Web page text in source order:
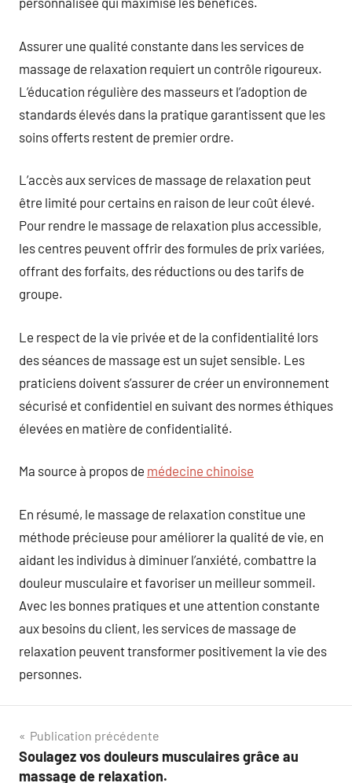
Assurer une qualité constante dans les services de
massage de relaxation requiert un contrôle rigoureux.
L’éducation régulière des masseurs et l’adoption de
standards élevés dans la pratique garantissent que les
soins offerts restent de premier ordre.
L’accès aux services de massage de relaxation peut
être limité pour certains en raison de leur coût élevé.
Pour rendre le massage de relaxation plus accessible,
les centres peuvent offrir des formules de prix variées,
offrant des forfaits, des réductions ou des tarifs de
groupe.
Le respect de la vie privée et de la confidentialité lors
des séances de massage est un sujet sensible. Les
praticiens doivent s’assurer de créer un environnement
sécurisé et confidentiel en suivant des normes éthiques
élevées en matière de confidentialité.
Ma source à propos de médecine chinoise
En résumé, le massage de relaxation constitue une
méthode précieuse pour améliorer la qualité de vie, en
aidant les individus à diminuer l’anxiété, combattre la
douleur musculaire et favoriser un meilleur sommeil.
Avec les bonnes pratiques et une attention constante
aux besoins du client, les services de massage de
relaxation peuvent transformer positivement la vie des
personnes.
Navigation
de
Publication précédente
Soulagez vos douleurs musculaires grâce au
massage de relaxation.